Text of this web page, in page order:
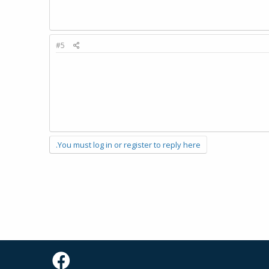
#5
You must log in or register to reply here.